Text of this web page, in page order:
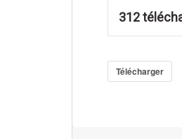
312
Télécharger